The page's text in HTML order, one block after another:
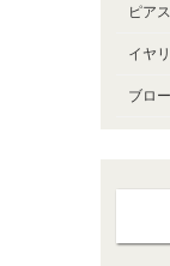
ピアス
イヤ
ブロ